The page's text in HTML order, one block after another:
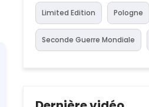
Limited Edition Pologne
Seconde Guerre Mondiale